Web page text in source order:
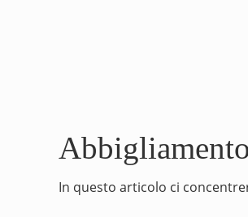
In questo articolo ci